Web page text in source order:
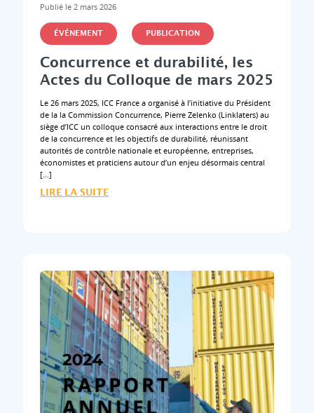
Publié le 2 mars 2026
ÉVÉNEMENT PUBLICATION
Concurrence et durabilité, les
Actes du Colloque de mars 2025
Le 26 mars 2025, ICC France a organisé à l’initiative du Président
de la la Commission Concurrence, Pierre Zelenko (Linklaters) au
siège d’ICC un colloque consacré aux interactions entre le droit
de la concurrence et les objectifs de durabilité, réunissant
autorités de contrôle nationale et européenne, entreprises,
économistes et praticiens autour d’un enjeu désormais central
[…]
LIRE LA SUITE